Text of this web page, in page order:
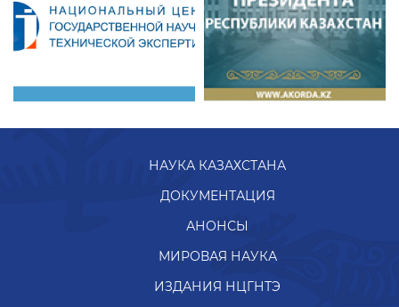
НАУКА КАЗАХСТАНА
ДОКУМЕНТАЦИЯ
АНОНСЫ
МИРОВАЯ НАУКА
ИЗДАНИЯ НЦГНТЭ